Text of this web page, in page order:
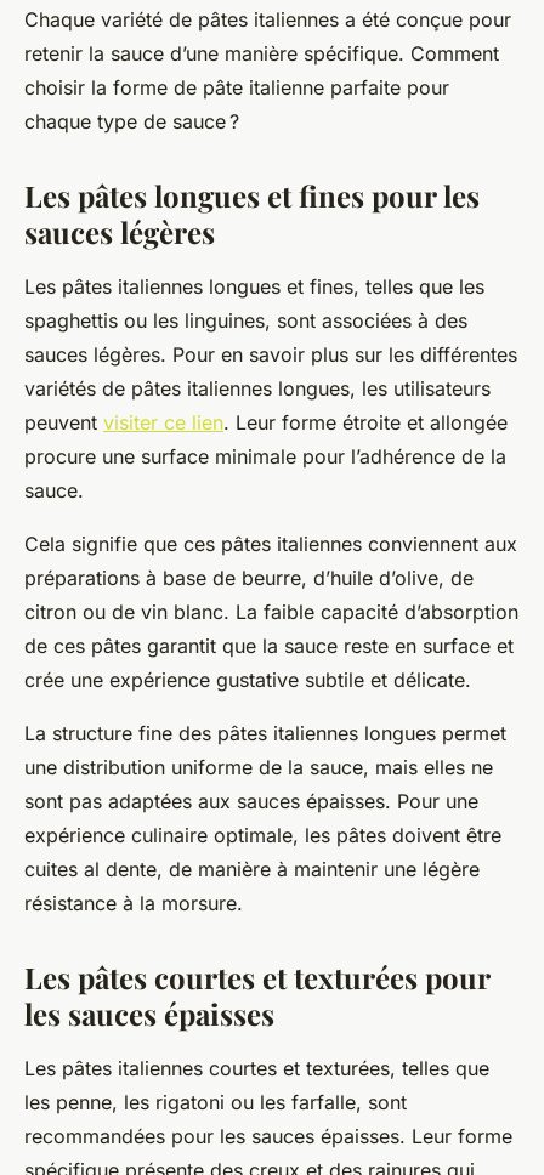
Lucie•9 novembre 2023•2 min de lecture
Chaque variété de pâtes italiennes a été conçue pour
retenir la sauce d’une manière spécifique. Comment
choisir la forme de pâte italienne parfaite pour
chaque type de sauce ?
Les pâtes longues et fines pour les
sauces légères
Les pâtes italiennes longues et fines, telles que les
spaghettis ou les linguines, sont associées à des
sauces légères. Pour en savoir plus sur les différentes
variétés de pâtes italiennes longues, les utilisateurs
peuvent visiter ce lien. Leur forme étroite et allongée
procure une surface minimale pour l’adhérence de la
sauce.
Cela signifie que ces pâtes italiennes conviennent aux
préparations à base de beurre, d’huile d’olive, de
citron ou de vin blanc. La faible capacité d’absorption
de ces pâtes garantit que la sauce reste en surface et
crée une expérience gustative subtile et délicate.
La structure fine des pâtes italiennes longues permet
une distribution uniforme de la sauce, mais elles ne
sont pas adaptées aux sauces épaisses. Pour une
expérience culinaire optimale, les pâtes doivent être
cuites al dente, de manière à maintenir une légère
résistance à la morsure.
Les pâtes courtes et texturées pour
les sauces épaisses
Les pâtes italiennes courtes et texturées, telles que
les penne, les rigatoni ou les farfalle, sont
recommandées pour les sauces épaisses. Leur forme